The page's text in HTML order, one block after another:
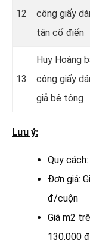
12
công giấy
tân cổ điển
13
Huy Hoàng
công giấy
giả bê tông
Lưu ý:
Quy
Đơn giá:
đ/cuộn
Giá m2
130.000